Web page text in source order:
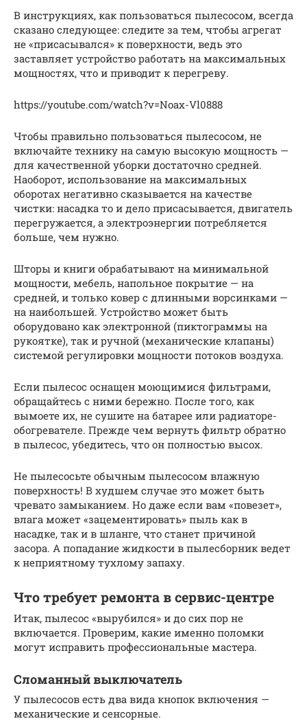
В инструкциях, как пользоваться пылесосом, всегда
сказано следующее: следите за тем, чтобы агрегат
не «присасывался» к поверхности, ведь это
заставляет устройство работать на максимальных
мощностях, что и приводит к перегреву.
https://youtube.com/watch?v=Noax-Vl0888
Чтобы правильно пользоваться пылесосом, не
включайте технику на самую высокую мощность —
для качественной уборки достаточно средней.
Наоборот, использование на максимальных
оборотах негативно сказывается на качестве
чистки: насадка то и дело присасывается, двигатель
перегружается, а электроэнергии потребляется
больше, чем нужно.
Шторы и книги обрабатывают на минимальной
мощности, мебель, напольное покрытие — на
средней, и только ковер с длинными ворсинками —
на наибольшей. Устройство может быть
оборудовано как электронной (пиктограммы на
рукоятке), так и ручной (механические клапаны)
системой регулировки мощности потоков воздуха.
Если пылесос оснащен моющимися фильтрами,
обращайтесь с ними бережно. После того, как
вымоете их, не сушите на батарее или радиаторе-
обогревателе. Прежде чем вернуть фильтр обратно
в пылесос, убедитесь, что он полностью высох.
Не пылесосьте обычным пылесосом влажную
поверхность! В худшем случае это может быть
чревато замыканием. Но даже если вам «повезет»,
влага может «зацементировать» пыль как в
насадке, так и в шланге, что станет причиной
засора. А попадание жидкости в пылесборник ведет
к неприятному тухлому запаху.
Что требует ремонта в сервис-центре
Итак, пылесос «вырубился» и до сих пор не
включается. Проверим, какие именно поломки
могут исправить профессиональные мастера.
Сломанный выключатель
У пылесосов есть два вида кнопок включения —
механические и сенсорные.